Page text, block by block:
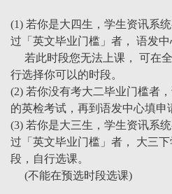
(1) 若你是大四生， 学生资讯系
过「英文毕业门槛」者 ， 语发
若此时段您无法上课， 可在
行选择你可以的时段。
(2) 若你没有考大二毕业门槛者
的英检考试，再到语发中心填申
(3) 若你是大三生，学生资讯系
过「英文毕业门槛」者， 大三
段，自行选课。
(不能在预选时段选课)